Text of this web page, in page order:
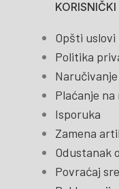
KORISNIČKI
Opšti uslovi
Politika
Plaćanje
Isporuka
Zamena
Odustanak
Povraćaj